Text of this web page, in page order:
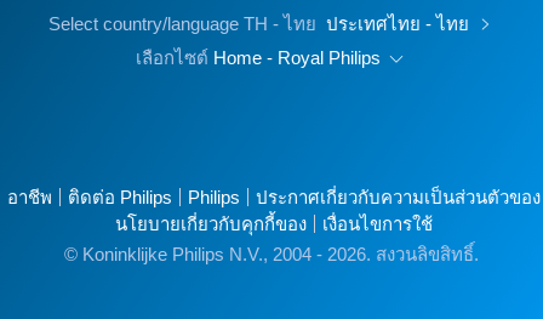
Select country/language TH - ไทย ประเทศไทย - ไทย
เลือกไซต์ Home - Royal Philips
อาชีพ ติดต่อ Philips Philips
ประกาศเกี่ยวกับความเป็นส่วนตัวของ
นโยบายเกี่ยวกับคุกกี้ของ
เงื่อนไขการใช้
© Koninklijke Philips N.V., 2004 - 2026. สงวนลิขสิทธิ์.